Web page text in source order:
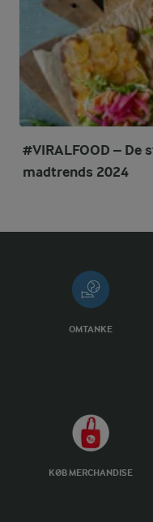
#VIRALFOOD – De
madtrends 2024
OMTANKE
KØB MERCHANDISE